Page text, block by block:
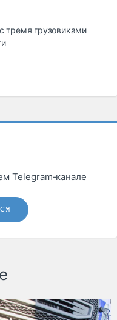
тремя грузовиками
Telegram‑канале